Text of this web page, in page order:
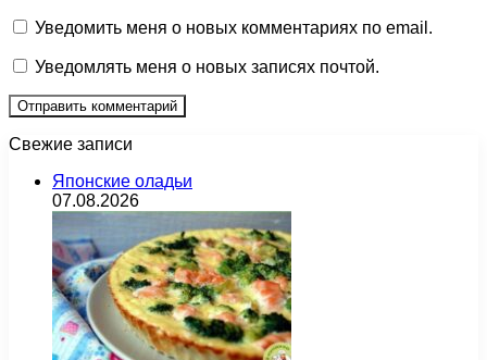
Уведомить меня о новых комментариях по email.
Уведомлять меня о новых записях почтой.
Свежие записи
Японские оладьи
07.08.2026